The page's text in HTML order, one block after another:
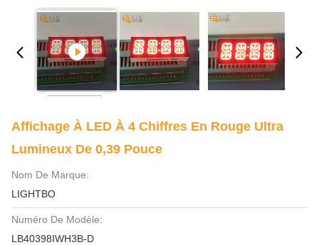
Affichage À LED À 4 Chiffres En Rouge Ultra
Lumineux De 0,39 Pouce
Nom De Marque:
LIGHTBO
Numéro De Modèle:
LB40398IWH3B-D